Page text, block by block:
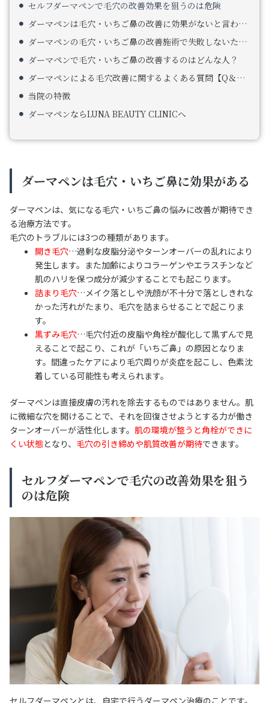
セルフダーマペンで毛穴の改善効果を狙うのは危険
ダーマペンは毛穴・いちご鼻の改善に効果がないと言われている理由
ダーマペンの毛穴・いちご鼻の改善施術で失敗しないためには
ダーマペンで毛穴・いちご鼻の改善するのはどんな人？
ダーマペンによる毛穴改善に関するよくある質問【Q＆A】
当院の特徴
ダーマペンならLUNA BEAUTY CLINICへ
ダーマペンは毛穴・いちご鼻に効果がある
ダーマペンは、気になる毛穴・いちご鼻の悩みに改善が期待でき
る治療方法です。
毛穴のトラブルには3つの種類があります。
開き毛穴…過剰な皮脂分泌やターンオーバーの乱れにより
発生します。また加齢によりコラーゲンやエラスチンなど
肌のハリを保つ成分が減少することでも起こります。
詰まり毛穴…メイク落としや洗顔が不十分で落としきれな
かった汚れがたまり、毛穴を詰まらせることで起こりま
す。
黒ずみ毛穴…毛穴付近の皮脂や角栓が酸化して黒ずんで見
えることで起こり、これが「いちご鼻」の原因となりま
す。間違ったケアにより毛穴周りが炎症を起こし、色素沈
着している可能性も考えられます。
ダーマペンは直接皮膚の汚れを除去するものではありません。肌
に微細な穴を開けることで、それを回復させようとする力が働き
ターンオーバーが活性化します。 肌の環境が整うと角栓ができに
くい状態となり、 毛穴の引き締めや肌質改善が期待できます。
セルフダーマペンで毛穴の改善効果を狙う
のは危険
セルフダーマペンとは、自宅で行うダーマペン治療のことです。